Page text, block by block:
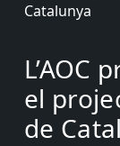
Catalunya
L’AOC
el
de